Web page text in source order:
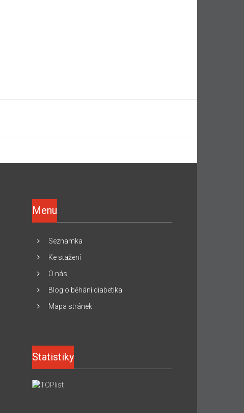
Menu
Seznamka
Ke stažení
O nás
Blog o běhání diabetika
Mapa stránek
Statistiky